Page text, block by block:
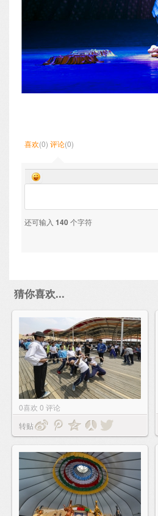
喜欢(0) 评论(0)
还可输入 140个字符
猜你喜欢...
0喜欢 0 评论
转贴